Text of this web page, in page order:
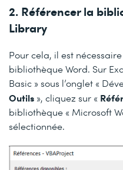
2. Référencer la
Library
Pour cela, il est
bibliothèque Word. Sur
Basic » sous l’onglet «
Outils », cliquez sur «
bibliothèque « Microsoft
sélectionnée.